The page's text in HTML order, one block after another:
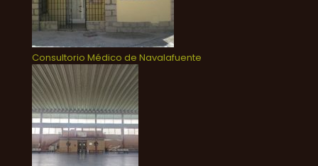
Consultorio Médico de Navalafuente